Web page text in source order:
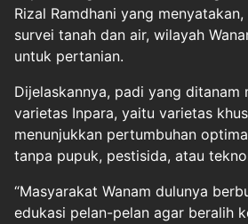
Rizal Ramdhani yang
survei tanah dan air, wilayah
untuk pertanian.
Dijelaskannya, padi yang ditanam
varietas Inpara, yaitu varietas
menunjukkan pertumbuhan
tanpa pupuk, pestisida, atau
“Masyarakat Wanam dulunya
edukasi pelan-pelan agar beralih